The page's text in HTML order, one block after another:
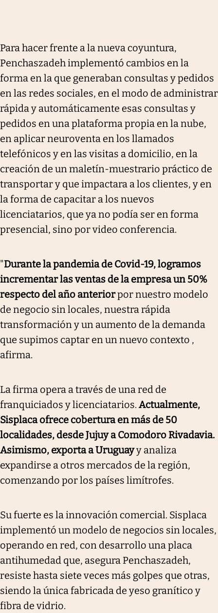
Para hacer frente a la nueva coyuntura,
Penchaszadeh implementó cambios en la
forma en la que generaban consultas y pedidos
en las redes sociales, en el modo de administrar
rápida y automáticamente esas consultas y
pedidos en una plataforma propia en la nube,
en aplicar neuroventa en los llamados
telefónicos y en las visitas a domicilio, en la
creación de un maletín-muestrario práctico de
transportar y que impactara a los clientes, y en
la forma de capacitar a los nuevos
licenciatarios, que ya no podía ser en forma
presencial, sino por video conferencia.
"Durante la pandemia de Covid-19, logramos
incrementar las ventas de la empresa un 50%
respecto del año anteriorpor nuestro modelo
de negocio sin locales, nuestra rápida
transformación y un aumento de la demanda
que supimos captar en un nuevo contexto ,
afirma.
La firma opera a través de una red de
franquiciados y licenciatarios. Actualmente,
Sisplaca ofrece cobertura en más de 50
localidades, desde Jujuy a Comodoro Rivadavia.
Asimismo, exporta a Uruguayy analiza
expandirse a otros mercados de la región,
comenzando por los países limítrofes.
Su fuerte es la innovación comercial. Sisplaca
implementó un modelo de negocios sin locales,
operando en red, con desarrollo una placa
antihumedad que, asegura Penchaszadeh,
resiste hasta siete veces más golpes que otras,
siendo la única fabricada de yeso granítico y
fibra de vidrio.